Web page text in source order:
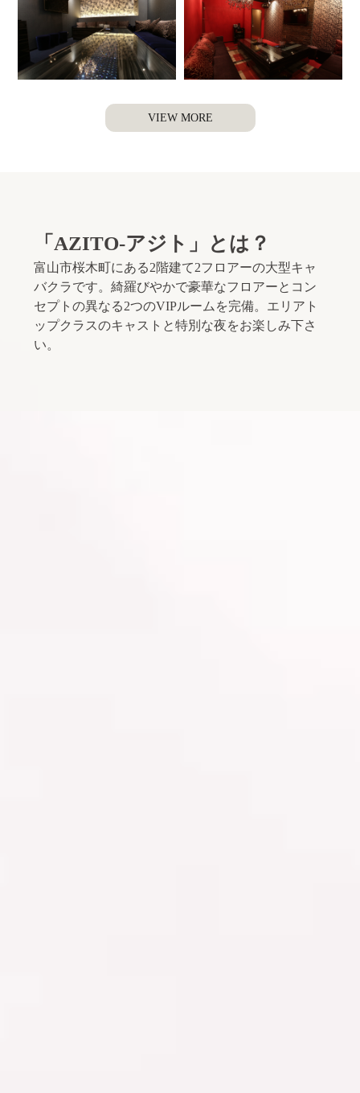
VIEW MORE
「AZITO-アジト」とは？
富山市桜木町にある2階建て2フロアーの大型キャ
バクラです。綺羅びやかで豪華なフロアーとコン
セプトの異なる2つのVIPルームを完備。エリアト
ップクラスのキャストと特別な夜をお楽しみ下さ
い。